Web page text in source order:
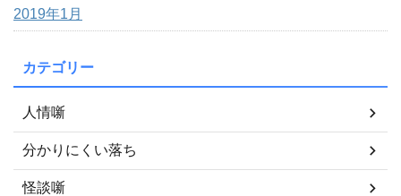
2019年1月
カテゴリー
人情噺
分かりにくい落ち
怪談噺